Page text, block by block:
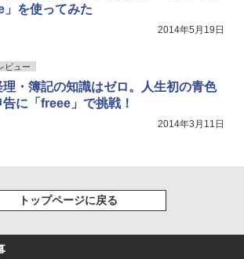
」を使ってみた
2014年5月19日
ビュー
理・簿記の知識はゼロ。人生初の青色
告に「freee」で挑戦！
2014年3月11日
トップページに戻る